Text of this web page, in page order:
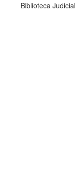
Biblioteca Judicial